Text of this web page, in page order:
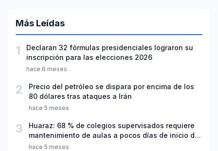
Más Leídas
1
Declaran 32 fórmulas presidenciales lograron su
inscripción para las elecciones 2026
hace 6 meses
2
Precio del petróleo se dispara por encima de los
80 dólares tras ataques a Irán
hace 5 meses
3
Huaraz: 68 % de colegios supervisados requiere
mantenimiento de aulas a pocos días de inicio del
año escolar 2026
hace 5 meses